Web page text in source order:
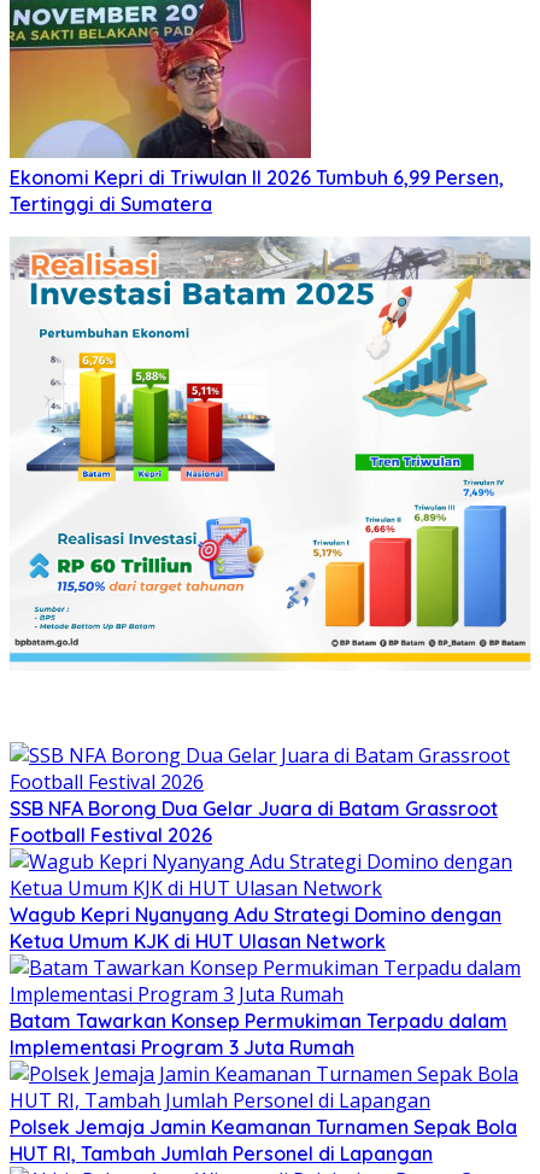
Ekonomi Kepri di Triwulan II 2026 Tumbuh 6,99 Persen,
Tertinggi di Sumatera
SSB NFA Borong Dua Gelar Juara di Batam Grassroot
Football Festival 2026
Wagub Kepri Nyanyang Adu Strategi Domino dengan
Ketua Umum KJK di HUT Ulasan Network
Batam Tawarkan Konsep Permukiman Terpadu dalam
Implementasi Program 3 Juta Rumah
Polsek Jemaja Jamin Keamanan Turnamen Sepak Bola
HUT RI, Tambah Jumlah Personel di Lapangan